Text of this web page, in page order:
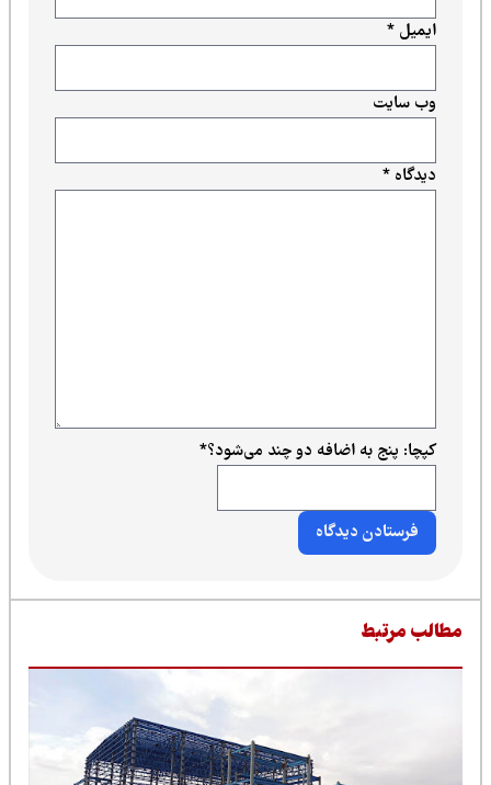
دیدگاه*
ایمیل*
وب‌ سایت
کپچا: پنج به اضافه دو چند می‌شود؟*
مرتبط